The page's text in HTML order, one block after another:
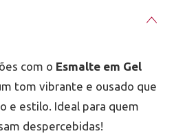
com o Esmalte em Gel
tom vibrante e ousado que
e estilo. Ideal para quem
despercebidas!